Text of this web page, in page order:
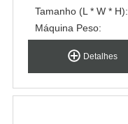
Tamanho (L * W * H):
Máquina Peso:
Detalhes